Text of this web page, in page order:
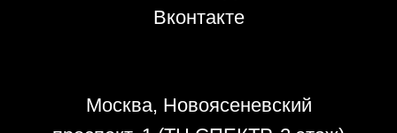
Москва, Новоясеневский
Вконтакте